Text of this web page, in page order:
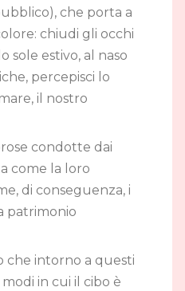
che porta a
chiudi gli occhi
sole estivo, al naso
percepisci lo
il nostro
condotte dai
come la loro
di conseguenza, i
patrimonio
che intorno a questi
in cui il cibo è